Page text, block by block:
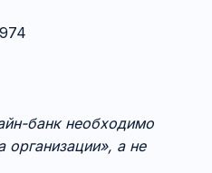
банк необходимо
организации», а не